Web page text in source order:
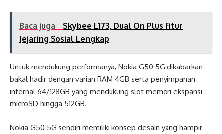
Baca juga:
Skybee L173, Dual On Plus Fitur
Jejaring Sosial Lengkap
Untuk mendukung performanya, Nokia G50 5G dikabarkan
bakal hadir dengan varian RAM 4GB serta penyimpanan
internal 64/128GB yang mendukung slot memori ekspansi
microSD hingga 512GB.
Nokia G50 5G sendiri memiliki konsep desain yang hampir